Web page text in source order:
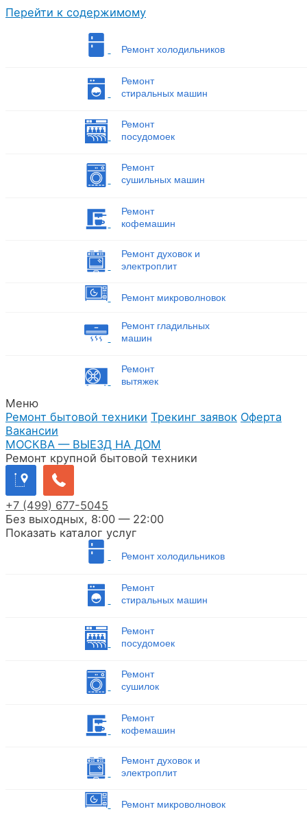
Перейти к содержимому
Ремонт холодильников
Ремонт
стиральных машин
Ремонт
посудомоек
Ремонт
сушильных машин
Ремонт
кофемашин
Ремонт духовок и
электроплит
Ремонт микроволновок
Ремонт гладильных
машин
Ремонт
вытяжек
Меню
Ремонт бытовой техники Трекинг заявок Оферта
Вакансии
МОСКВА — ВЫЕЗД НА ДОМ
Ремонт крупной бытовой техники
+7 (499) 677-5045
Без выходных, 8:00 — 22:00
Показать каталог услуг
Ремонт холодильников
Ремонт
стиральных машин
Ремонт
посудомоек
Ремонт
сушилок
Ремонт
кофемашин
Ремонт духовок и
электроплит
Ремонт микроволновок